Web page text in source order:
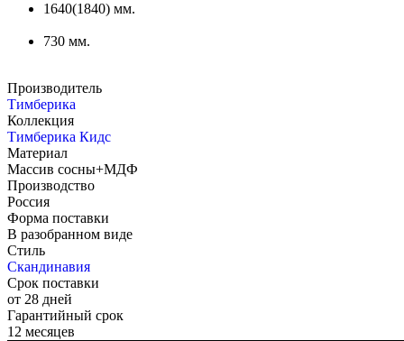
1640(1840) мм.
730 мм.
Производитель
Тимберика
Коллекция
Тимберика Кидс
Материал
Массив сосны+МДФ
Производство
Россия
Форма поставки
В разобранном виде
Стиль
Скандинавия
Срок поставки
от 28 дней
Гарантийный срок
12 месяцев